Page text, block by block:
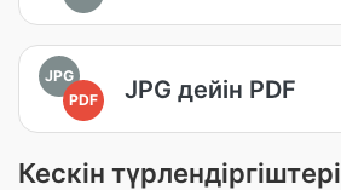
JPG
PDF
JPG дейін PDF
Кескін түрлендіргіштері